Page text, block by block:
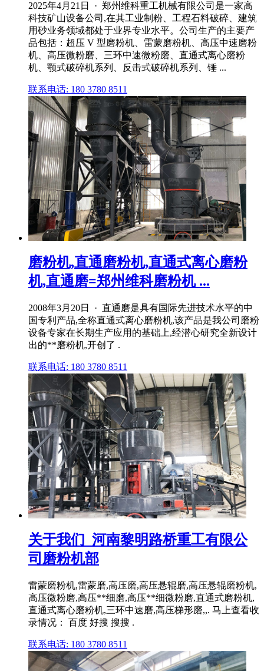
2025年4月21日 · 郑州维科重工机械有限公司是一家高
科技矿山设备公司,在其工业制粉、工程石料破碎、建筑
用砂业务领域都处于业界专业水平。公司生产的主要产
品包括：超压 V 型磨粉机、雷蒙磨粉机、高压中速磨粉
机、高压微粉磨、三环中速微粉磨、直通式离心磨粉
机、颚式破碎机系列、反击式破碎机系列、锤 ...
联系电话: 180 3780 8511
磨粉机,直通磨粉机,直通式离心磨粉
机,直通磨=郑州维科磨粉机 ...
2008年3月20日 · 直通磨是具有国际先进技术水平的中
国专利产品,全称直通式离心磨粉机,该产品是我公司磨粉
设备专家在长期生产应用的基础上,经潜心研究全新设计
出的**磨粉机,开创了 .
联系电话: 180 3780 8511
关于我们_河南黎明路桥重工有限公
司磨粉机部
雷蒙磨粉机,雷蒙磨,高压磨,高压悬辊磨,高压悬辊磨粉机,
高压微粉磨,高压**细磨,高压**细微粉磨,直通式磨粉机,
直通式离心磨粉机,三环中速磨,高压梯形磨,,. 马上查看收
录情况： 百度 好搜 搜搜 .
联系电话: 180 3780 8511